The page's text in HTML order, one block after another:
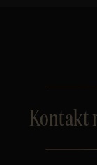
Kontakt